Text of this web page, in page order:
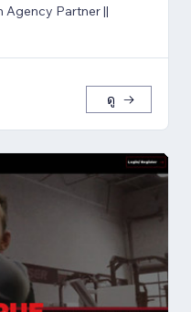
Agency Partner ||
ดู